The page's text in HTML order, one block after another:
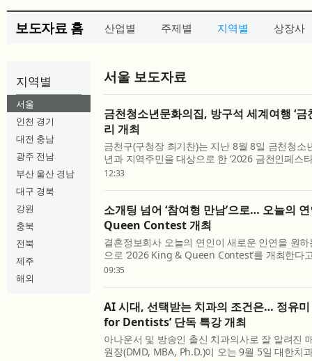
보도자료 홈 산업별 주제별 지역별 상장사
지역별
서울
인천 경기
대전 충남
광주 전남
부산 울산 경남
대구 경북
강원
충북
전북
제주
해외
서울 보도자료
금천청소년문화의집, 방구석 세계여행 ‘금
리 개최
금천구(구청장 최기찬)는 지난 8월 8일 금천청소
년과 지역주민을 대상으로 한 ‘2026 금천인페스
세계여행은 처음이지?’를 성황리에 개최했다고
12:33
소개팅 넘어 ‘참여형 만남’으로… 오늘의
Queen Contest 개최
결혼정보회사 오늘의 연인이 새로운 인연을 원
으로 ‘2026 King & Queen Contest’를 개최한다
는 기존의 프로필 중심 1:1 소개팅과 결혼정보회
09:35
AI 시대, 선택받는 치과의 조건은… 정유
for Dentists’ 단독 특강 개최
아나운서 및 방송인 출신 치과의사로 잘 알려진
원장(DMD, MBA, Ph.D.)이 오는 9월 5일 대한치